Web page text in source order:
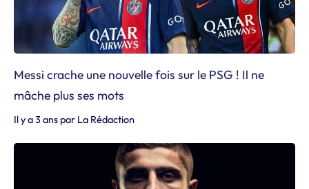
Messi crache une nouvelle fois sur le PSG ! Il ne
mâche plus ses mots
Il y a 3 ans par La Rédaction